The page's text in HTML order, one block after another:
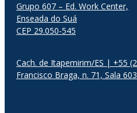
Grupo 607 – Ed. Work Center,
Enseada do Suá
CEP 29.050-545
Cach. de Itapemirim/ES | +55
Francisco Braga, n. 71, Sala